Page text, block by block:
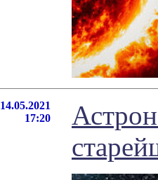
14.05.2021
17:20